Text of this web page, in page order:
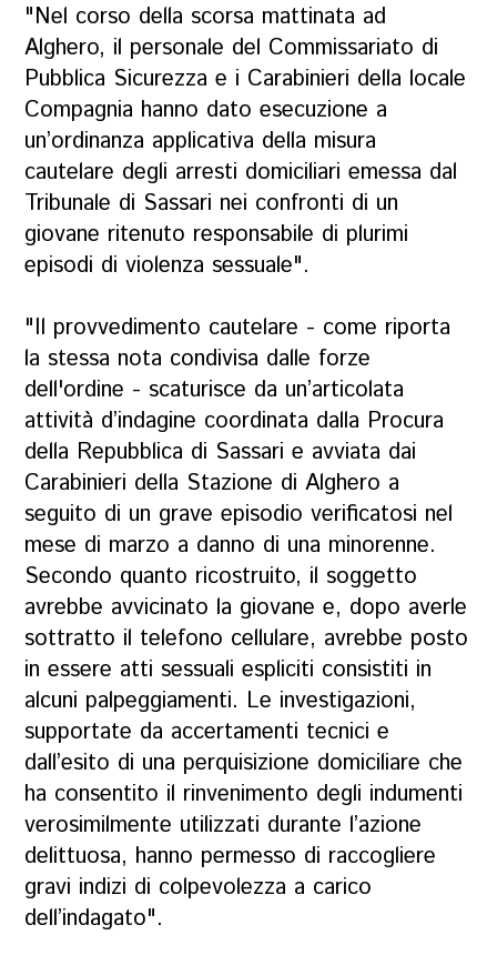
"Nel corso della scorsa mattinata ad
Alghero, il personale del Commissariato di
Pubblica Sicurezza e i Carabinieri della locale
Compagnia hanno dato esecuzione a
un’ordinanza applicativa della misura
cautelare degli arresti domiciliari emessa dal
Tribunale di Sassari nei confronti di un
giovane ritenuto responsabile di plurimi
episodi di violenza sessuale".
"Il provvedimento cautelare - come riporta
la stessa nota condivisa dalle forze
dell'ordine - scaturisce da un’articolata
attività d’indagine coordinata dalla Procura
della Repubblica di Sassari e avviata dai
Carabinieri della Stazione di Alghero a
seguito di un grave episodio verificatosi nel
mese di marzo a danno di una minorenne.
Secondo quanto ricostruito, il soggetto
avrebbe avvicinato la giovane e, dopo averle
sottratto il telefono cellulare, avrebbe posto
in essere atti sessuali espliciti consistiti in
alcuni palpeggiamenti. Le investigazioni,
supportate da accertamenti tecnici e
dall’esito di una perquisizione domiciliare che
ha consentito il rinvenimento degli indumenti
verosimilmente utilizzati durante l’azione
delittuosa, hanno permesso di raccogliere
gravi indizi di colpevolezza a carico
dell’indagato".